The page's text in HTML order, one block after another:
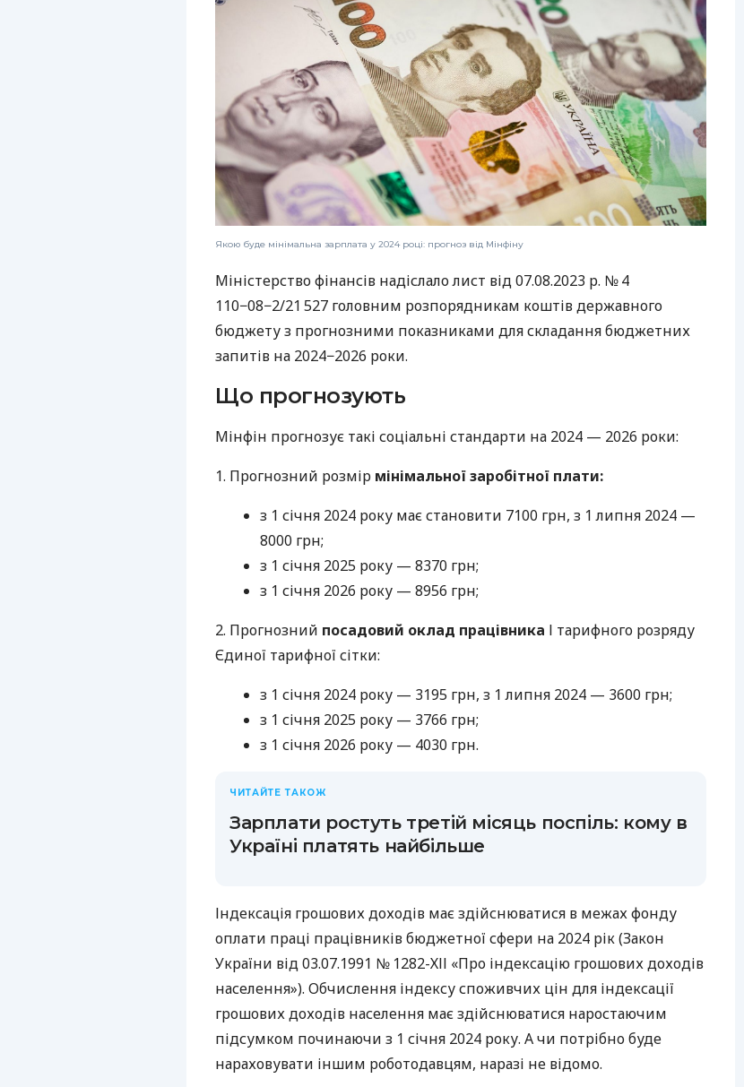
РЕЙТИНГ ДЕБЕТОВИХ
КАРТОК
ЩОМІСЯЧНИЙ ОГЛЯД
КЕШБЕКУ
ПУТІВНИКИ ПО
БАНКІВСЬКИХ КАРТКАХ
Якою буде мінімальна зарплата у 2024 році: прогноз від Мінфіну
Міністерство фінансів надіслало лист від07.08.2023 р. № 4
110−08−2/21 527 головним розпорядникам коштів державного
бюджету з прогнозними показниками для складання бюджетних
запитів на 2024−2026 роки.
Що прогнозують
Мінфін прогнозує такі соціальні стандарти на 2024 — 2026 роки:
1. Прогнозний розмір мінімальної заробітної плати:
з 1 січня 2024 року має становити 7100 грн, з 1 липня 2024 —
8000 грн;
з 1 січня 2025 року — 8370 грн;
з 1 січня 2026 року — 8956 грн;
2. Прогнозний посадовий оклад працівника І тарифного розряду
Єдиної тарифної сітки:
з 1 січня 2024 року — 3195 грн, з 1 липня 2024 — 3600 грн;
з 1 січня 2025 року — 3766 грн;
з 1 січня 2026 року — 4030 грн.
ЧИТАЙТЕ ТАКОЖ
Зарплати ростуть третій місяць поспіль: кому в
Україні платять найбільше
Індексація грошових доходів має здійснюватися в межах фонду
оплати праці працівників бюджетної сфери на 2024 рік (Закон
України від03.07.1991 № 1282-ХІІ «Про індексацію грошових доходів
населення»). Обчислення індексу споживчих цін для індексації
грошових доходів населення має здійснюватися наростаючим
підсумком починаючи з 1 січня 2024 року. А чи потрібно буде
нараховувати іншим роботодавцям, наразі не відомо.